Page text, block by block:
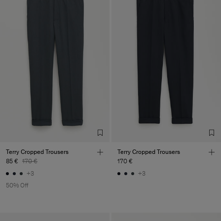
Terry Cropped Trousers
85 € 170 €
+3
50% Off
Terry Cropped Trousers
170 €
+3